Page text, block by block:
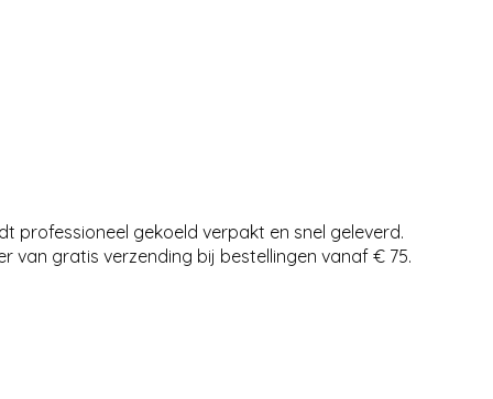
professioneel gekoeld verpakt en snel geleverd.
van gratis verzending bij bestellingen vanaf € 75.